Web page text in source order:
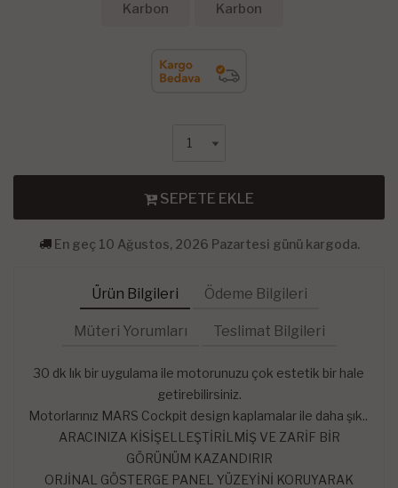
Karbon
Karbon
SEPETE EKLE
En geç 10 Ağustos, 2026 Pazartesi günü kargoda.
Ürün Bilgileri Ödeme Bilgileri
Müteri Yorumları Teslimat Bilgileri
30 dk lık bir uygulama ile motorunuzu çok estetik bir hale
getirebilirsiniz.
Motorlarınız MARS Cockpit design kaplamalar ile daha şık..
ARACINIZA KİSİŞELLEŞTİRİLMİŞ VE ZARİF BİR
GÖRÜNÜM KAZANDIRIR
ORJİNAL GÖSTERGE PANEL YÜZEYİNİ KORUYARAK